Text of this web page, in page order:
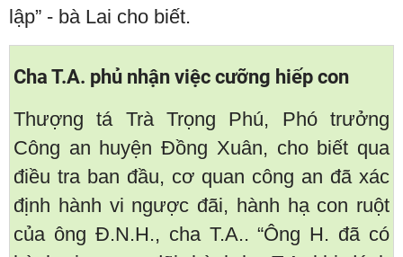
lập” - bà Lai cho biết.
Cha T.A. phủ nhận việc cưỡng hiếp con
Thượng tá Trà Trọng Phú, Phó trưởng
Công an huyện Đồng Xuân, cho biết qua
điều tra ban đầu, cơ quan công an đã xác
định hành vi ngược đãi, hành hạ con ruột
của ông Đ.N.H., cha T.A.. “Ông H. đã có